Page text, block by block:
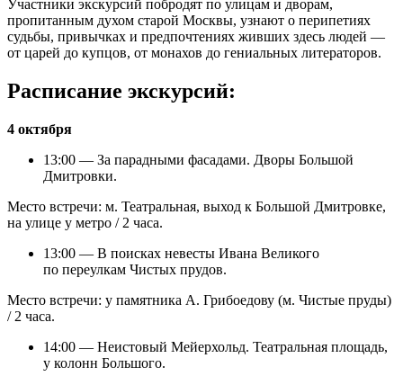
Участники экскурсий побродят по улицам и дворам,
пропитанным духом старой Москвы, узнают о перипетиях
судьбы, привычках и предпочтениях живших здесь людей —
от царей до купцов, от монахов до гениальных литераторов.
Расписание экскурсий:
4 октября
13:00 — За парадными фасадами. Дворы Большой
Дмитровки.
Место встречи: м. Театральная, выход к Большой Дмитровке,
на улице у метро / 2 часа.
13:00 — В поисках невесты Ивана Великого
по переулкам Чистых прудов.
Место встречи: у памятника А. Грибоедову (м. Чистые пруды)
/ 2 часа.
14:00 — Неистовый Мейерхольд. Театральная площадь,
у колонн Большого.